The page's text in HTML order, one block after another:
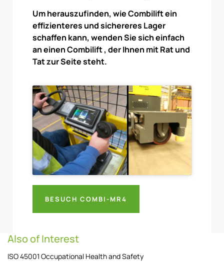
Um herauszufinden, wie Combilift ein
effizienteres und sichereres Lager
schaffen kann, wenden Sie sich einfach
an einen Combilift , der Ihnen mit Rat und
Tat zur Seite steht.
BESUCH COMBI-MR4
Also of Interest
ISO 45001 Occupational Health and Safety